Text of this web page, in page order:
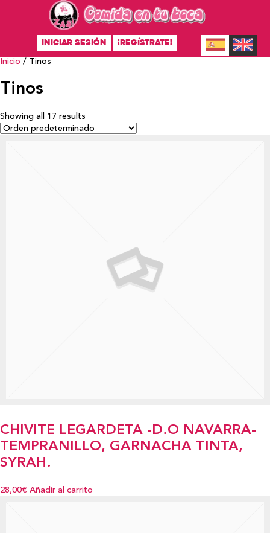
INICIAR SESIÓN ¡REGÍSTRATE!
Inicio / Tinos
Tinos
Showing all 17 results
CHIVITE LEGARDETA -D.O NAVARRA-
TEMPRANILLO, GARNACHA TINTA,
SYRAH.
28,00€ Añadir al carrito